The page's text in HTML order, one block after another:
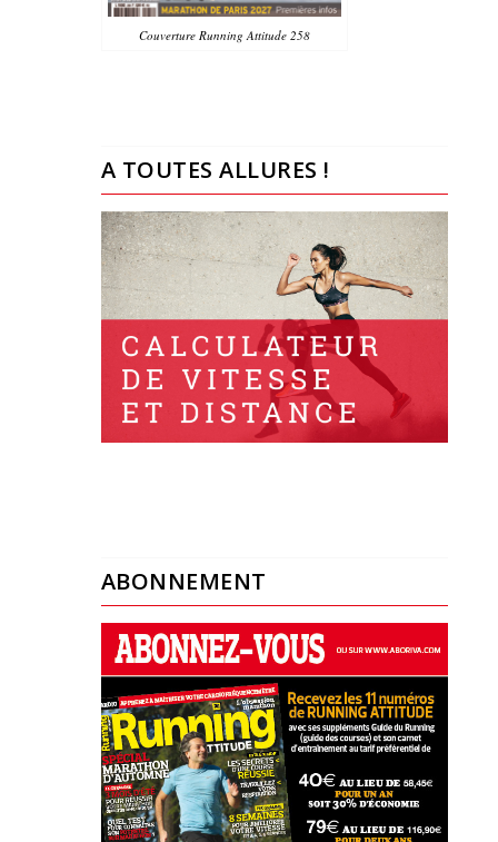
Couverture Running Attitude 258
A TOUTES ALLURES !
ABONNEMENT